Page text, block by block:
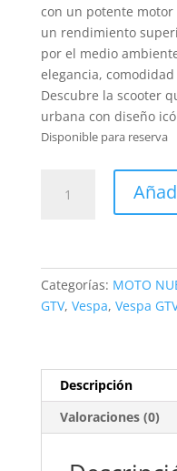
con un potente motor
un rendimiento
por el medio
elegancia,
Descubre la scooter
urbana con diseño
Disponible para reserva
cantidad
Categorías: MOTO
GTV, Vespa, Vespa
Descripción
Valoraciones (0)